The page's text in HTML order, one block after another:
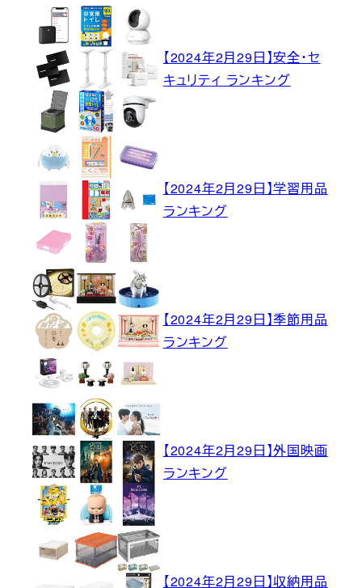
【2024年2月29日】安全・セ
キュリティ ランキング
【2024年2月29日】学習用品
ランキング
【2024年2月29日】季節用品
ランキング
【2024年2月29日】外国映画
ランキング
【2024年2月29日】収納用品